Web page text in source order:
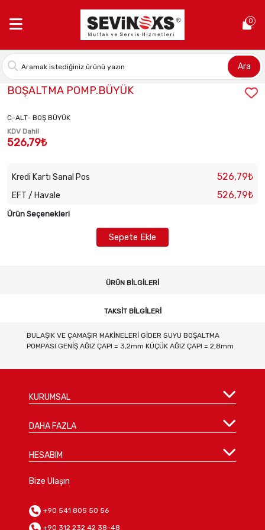
0
Ara
Stok Kodu:BEKATECH 115511BÜYÜK POM.
BOŞALTMA POMP.BÜYÜK
C-ALT- BOŞ BÜYÜK
KDV Dahil
526,79₺
Kredi Kartı Sanal Pos 526,79₺
EFT / Havale 526,79₺
Ürün Seçenekleri
Sepete Ekle
ÜRÜN BILGILERI
TAKSIT BILGILERI
BULAŞIK VE ÇAMAŞIR MAKİNELERİ GİDER SUYU BOŞALTMA
POMPASI GENİŞ AĞIZ ÇAPI = 3,2mm KÜÇÜK AĞIZ ÇAPI = 2,8mm
KURUMSAL
DAHA FAZLA
HESABIM
Bize Ulaşın
+90 541 805 50 56
+90 312 232 42 38-48